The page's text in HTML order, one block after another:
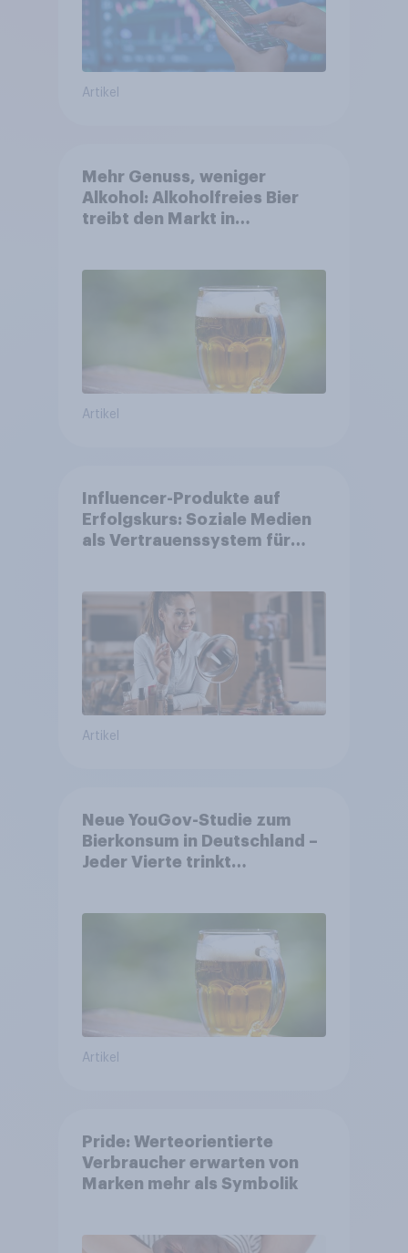
Artikel
Mehr Genuss, weniger
Alkohol: Alkoholfreies Bier
treibt den Markt in
Artikel
Influencer-Produkte auf
Erfolgskurs: Soziale Medien
als Vertrauenssystem für
Artikel
Neue YouGov-Studie zum
Bierkonsum in Deutschland –
Jeder Vierte trinkt
wächst um über 23 Prozent
Artikel
Pride: Werteorientierte
Verbraucher erwarten von
Marken mehr als Symbolik